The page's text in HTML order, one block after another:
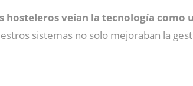
hosteleros veían la tecnología como
sistemas no solo mejoraban la